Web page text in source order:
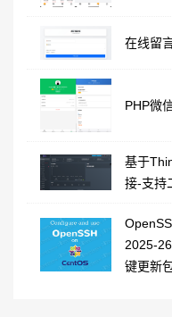
在线留
PHP微
基于
接-支持
2025-
键更新